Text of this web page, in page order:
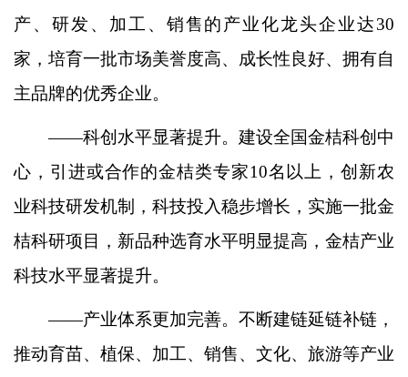
产、研发、加工、销售的产业化龙头企业达30
家，培育一批市场美誉度高、成长性良好、拥有自
主品牌的优秀企业。
——科创水平显著提升。建设全国金桔科创中
心，引进或合作的金桔类专家10名以上，创新农
业科技研发机制，科技投入稳步增长，实施一批金
桔科研项目，新品种选育水平明显提高，金桔产业
科技水平显著提升。
——产业体系更加完善。不断建链延链补链，
推动育苗、植保、加工、销售、文化、旅游等产业